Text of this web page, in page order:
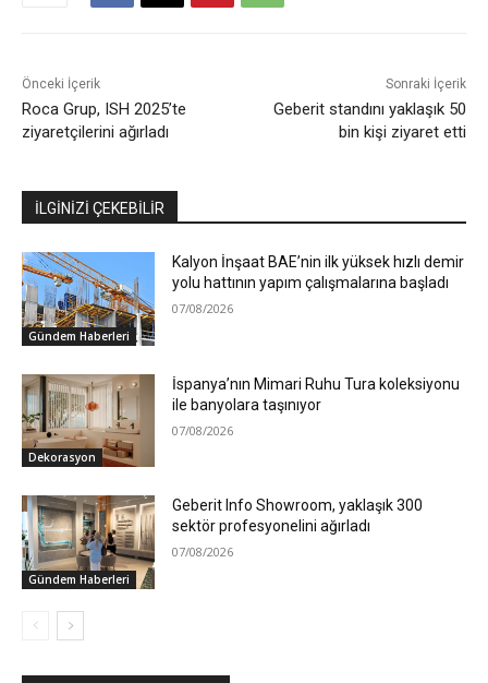
Önceki İçerik
Roca Grup, ISH 2025’te
ziyaretçilerini ağırladı
Sonraki İçerik
Geberit standını yaklaşık 50
bin kişi ziyaret etti
İLGİNİZİ ÇEKEBİLİR
Gündem Haberleri
Kalyon İnşaat BAE’nin ilk yüksek hızlı demir
yolu hattının yapım çalışmalarına başladı
07/08/2026
Dekorasyon
İspanya’nın Mimari Ruhu Tura koleksiyonu
ile banyolara taşınıyor
07/08/2026
Gündem Haberleri
Geberit Info Showroom, yaklaşık 300
sektör profesyonelini ağırladı
07/08/2026